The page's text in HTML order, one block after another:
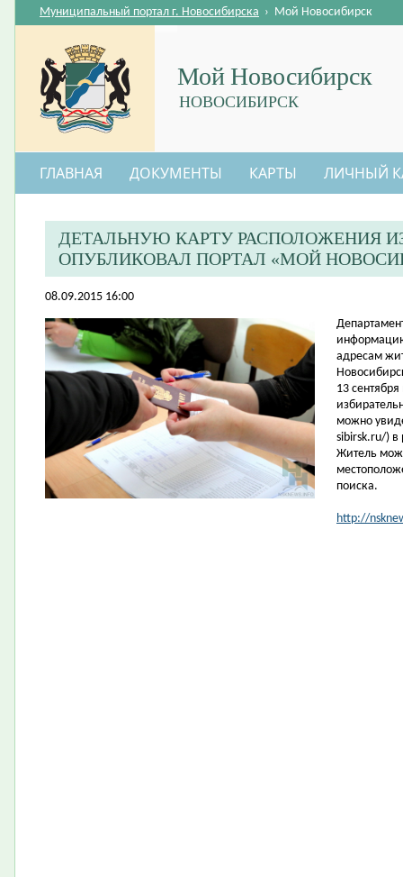
Мой Новосибирск
НОВОСИБИРСК
Муниципальный портал г. Новосибирска › Мой Новосибирск
ГЛАВНАЯ ДОКУМЕНТЫ КАРТЫ ЛИЧНЫЙ
ДЕТАЛЬНУЮ КАРТУ РАСПОЛОЖЕНИЯ
ОПУБЛИКОВАЛ ПОРТАЛ «МОЙ
08.09.2015 16:00
адресам
13
можно
sibirsk.ru/)
Житель
поиска.
http://